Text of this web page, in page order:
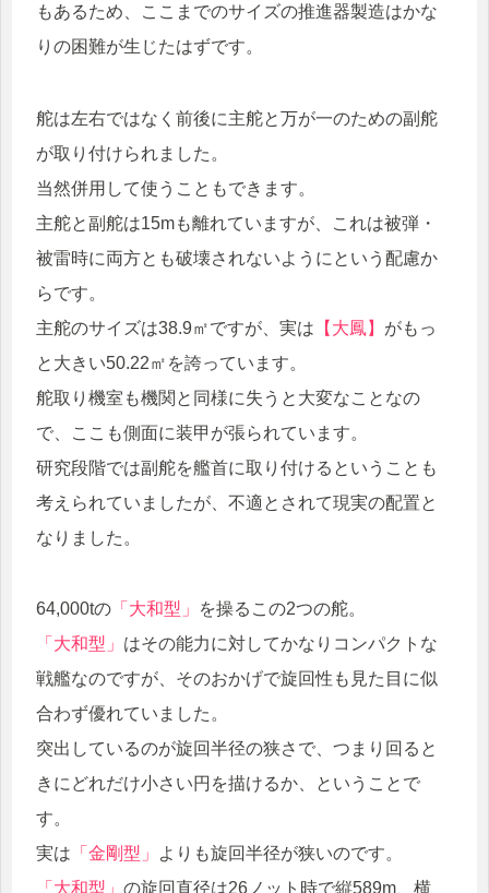
もあるため、ここまでのサイズの推進器製造はかな
りの困難が生じたはずです。
舵は左右ではなく前後に主舵と万が一のための副舵
が取り付けられました。
当然併用して使うこともできます。
主舵と副舵は15mも離れていますが、これは被弾・
被雷時に両方とも破壊されないようにという配慮か
らです。
主舵のサイズは38.9㎡ですが、実は 【大鳳】 がもっ
と大きい50.22㎡を誇っています。
舵取り機室も機関と同様に失うと大変なことなの
で、ここも側面に装甲が張られています。
研究段階では副舵を艦首に取り付けるということも
考えられていましたが、不適とされて現実の配置と
なりました。
64,000tの 「大和型」
を操るこの2つの舵。
「大和型」 はその能力に対してかなりコンパクトな
戦艦なのですが、そのおかげで旋回性も見た目に似
合わず優れていました。
突出しているのが旋回半径の狭さで、つまり回ると
きにどれだけ小さい円を描けるか、ということで
す。
実は 「金剛型」
よりも旋回半径が狭いのです。
「大和型」 の旋回直径は26ノット時で縦589m、横